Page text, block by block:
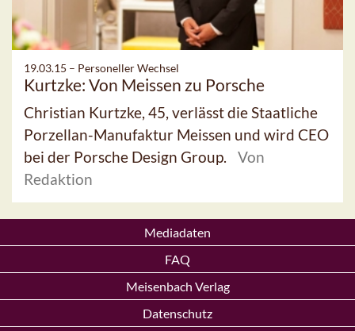
19.03.15 – Personeller Wechsel
Kurtzke: Von Meissen zu Porsche
Christian Kurtzke, 45, verlässt die Staatliche
Porzellan-Manufaktur Meissen und wird CEO
bei der Porsche Design Group.
Von
Redaktion
Mediadaten
FAQ
Meisenbach Verlag
Datenschutz